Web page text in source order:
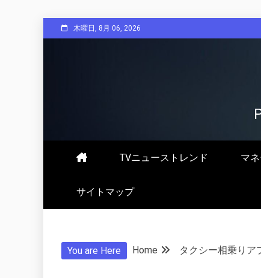
to
木曜日, 8月 06, 2026
TVニューストレンド マ
サイトマップ
You are Here Home タクシー相乗りア